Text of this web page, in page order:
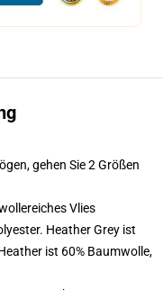
gehen Sie 2 Größen
Vlies
Heather Grey ist
ist 60% Baumwolle,